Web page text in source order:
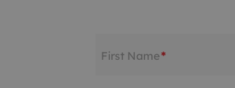
First Name*